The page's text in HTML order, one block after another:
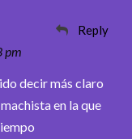
pm
Reply
decir más claro
en la que